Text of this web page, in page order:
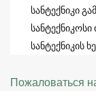
სანტექნიკი
სანტექნიკის
Пожаловаться